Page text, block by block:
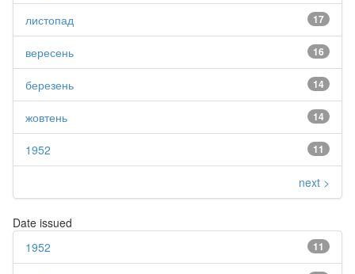
17
листопад
16
вересень
14
березень
14
жовтень
11
1952
next >
Date issued
11
1952